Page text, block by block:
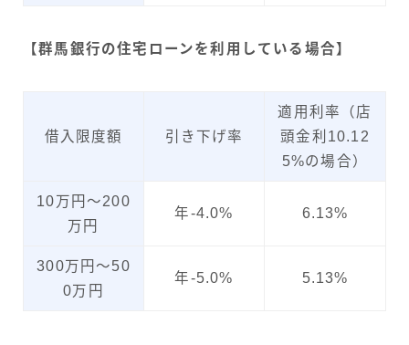
【群馬銀行の住宅ローンを利用している場合】
借入限度額 引き下げ率
適用利率（店
頭金利10.12
5%の場合）
10万円～200
万円
年-4.0% 6.13%
300万円～50
0万円
年-5.0% 5.13%